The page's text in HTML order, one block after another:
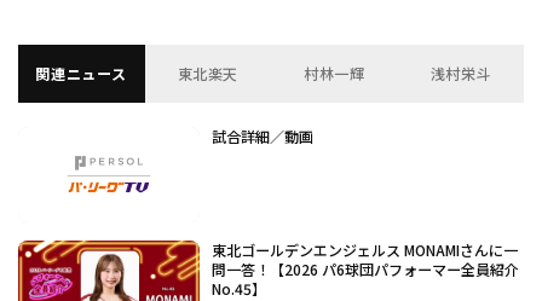
関連ニュース 東北楽天 村林一輝 浅村栄斗
試合詳細／動画
東北ゴールデンエンジェルス MONAMIさんに一
問一答！【2026 パ6球団パフォーマー全員紹介
No.45】